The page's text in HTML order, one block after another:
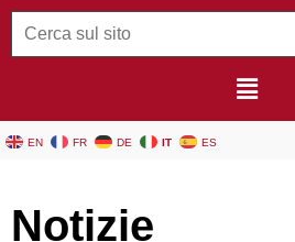
EN FR DE IT ES
Notizie